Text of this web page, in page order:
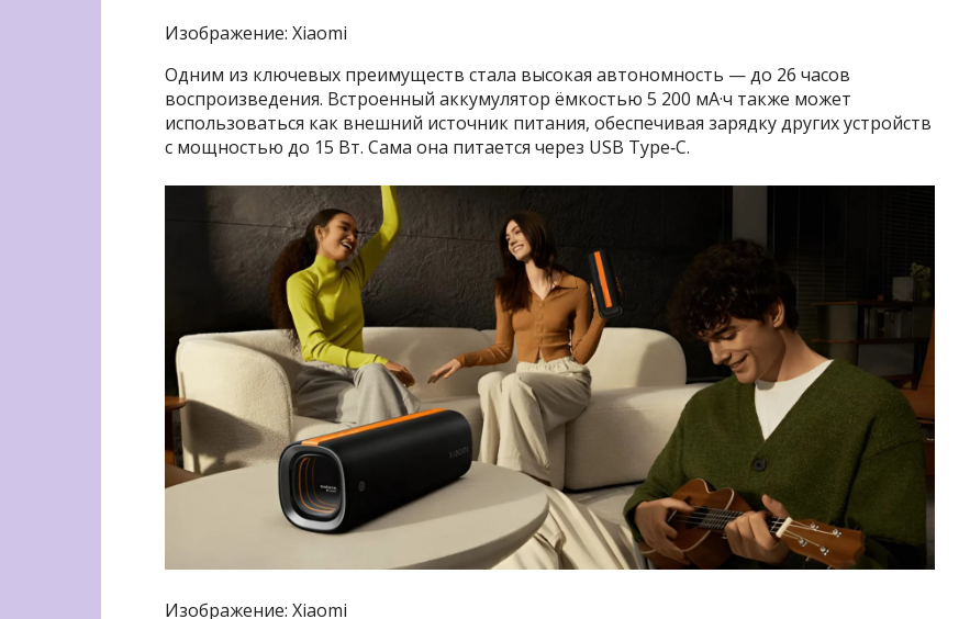
Изображение: Xiaomi
Одним из ключевых преимуществ стала высокая автономность — до 26 часов
воспроизведения. Встроенный аккумулятор ёмкостью 5 200 мА·ч также может
использоваться как внешний источник питания, обеспечивая зарядку других устройств
с мощностью до 15 Вт. Сама она питается через USB Type‑C.
Изображение: Xiaomi